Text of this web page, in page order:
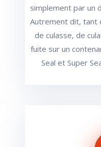
simplement par un
Autrement dit, tant
de culasse, de
fuite sur un
Seal et Super